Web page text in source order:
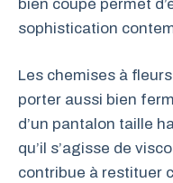
bien coupé permet
sophistication
Les chemises à
porter aussi bien
d’un pantalon taille
qu’il s’agisse de
contribue à restituer